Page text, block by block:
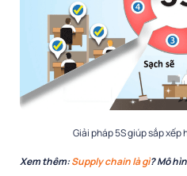
Giải pháp 5S giúp sắp xếp
Xem thêm:Supply chain là gì? Mô